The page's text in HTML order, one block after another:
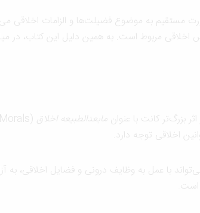
به موضوع فضیلت‌ها و الزامات اخلاقی
مربوط است. به همین دلیل این کتاب، در میان
مابعدالطبیعه اخلاق
اخلاقی توجه دارد.
با عمل به وظایف درونی و فضایل اخلاقی،